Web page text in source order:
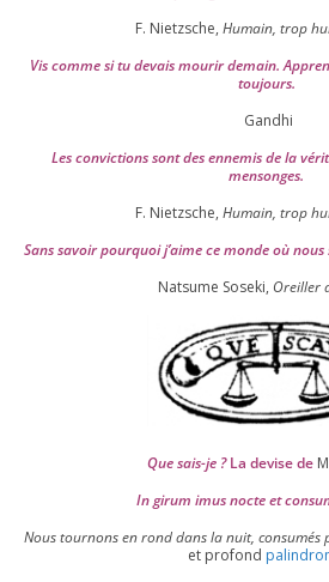
F. Nietzsche, Humain, trop
Vis comme si tu devais mou­rir demain.
toujours.
Gandhi
Les convic­tions sont des enne­mis de la
mensonges.
F. Nietzsche, Humain, trop
Sans savoir pour­quoi j’aime ce monde où
Natsume Soseki, Oreiller
Que sais-je ?La devise de
In girum imus nocte et
Nous tour­nons en rond dans la nuit, consu­més
et pro­fond